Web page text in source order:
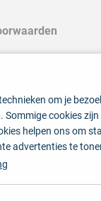
om je
cookies
helpen ons om
advertenties te